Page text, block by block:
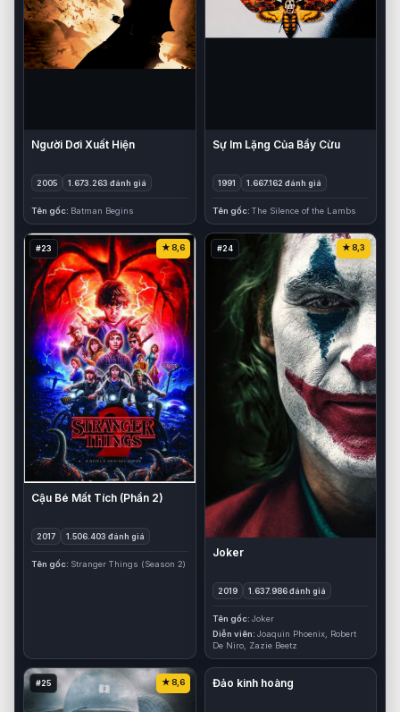
Người Dơi Xuất Hiện
2005 1.673.263 đánh giá
Tên gốc Batman Begins
Sự Im Lặng Của Bầy Cừu
1991 1.667.162 đánh giá
Tên gốc The Silence of the Lambs
#23 8,6
Cậu Bé Mất Tích (Phần 2)
2017 1.506.403 đánh giá
Tên gốc Stranger Things (Season 2)
#24 8,3
Joker
2019 1.637.986 đánh giá
Tên gốc Joker
Diễn viên Joaquin Phoenix, Robert
De Niro, Zazie Beetz
#25 8,6 #26
Đảo kinh hoàng